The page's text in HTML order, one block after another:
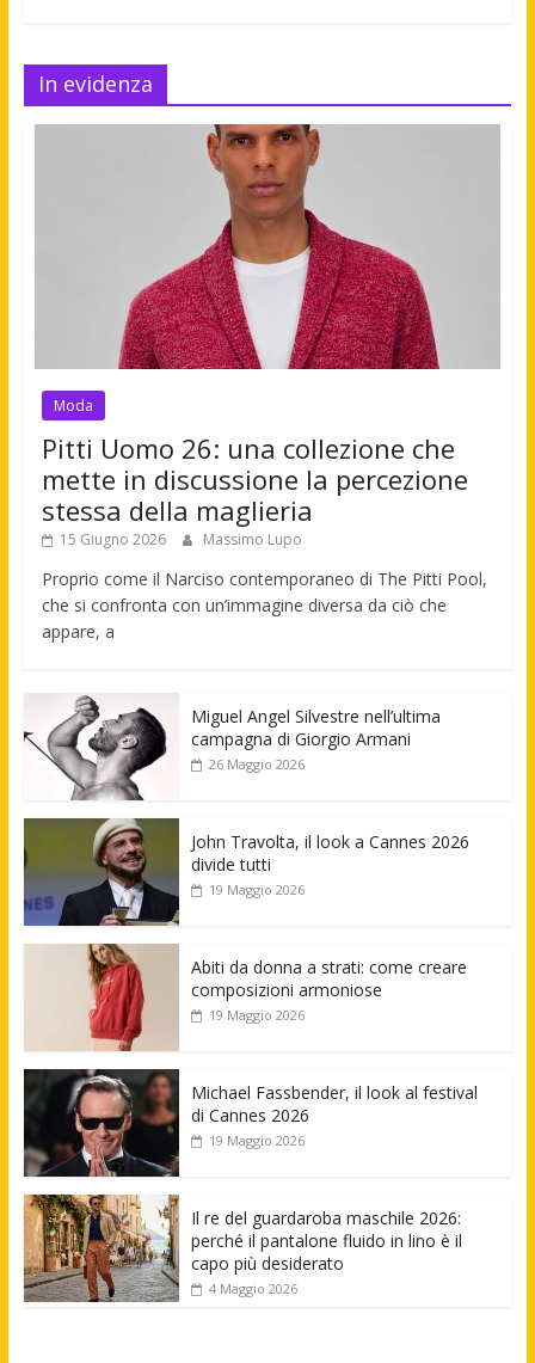
In evidenza
Moda
Pitti Uomo 26: una collezione che
mette in discussione la percezione
stessa della maglieria
15 Giugno 2026 Massimo Lupo
Proprio come il Narciso contemporaneo di The Pitti Pool,
che si confronta con un’immagine diversa da ciò che
appare, a
Miguel Angel Silvestre nell’ultima
campagna di Giorgio Armani
26 Maggio 2026
John Travolta, il look a Cannes 2026
divide tutti
19 Maggio 2026
Abiti da donna a strati: come creare
composizioni armoniose
19 Maggio 2026
Michael Fassbender, il look al festival
di Cannes 2026
19 Maggio 2026
Il re del guardaroba maschile 2026:
perché il pantalone fluido in lino è il
capo più desiderato
4 Maggio 2026